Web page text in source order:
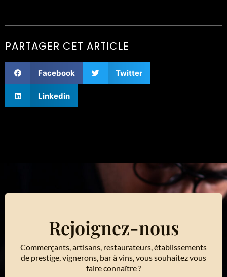
PARTAGER CET ARTICLE
Facebook Twitter
Linkedin
Rejoignez-nous
Commerçants, artisans, restaurateurs, établissements
de prestige, vignerons, bar à vins, vous souhaitez vous
faire connaître ?